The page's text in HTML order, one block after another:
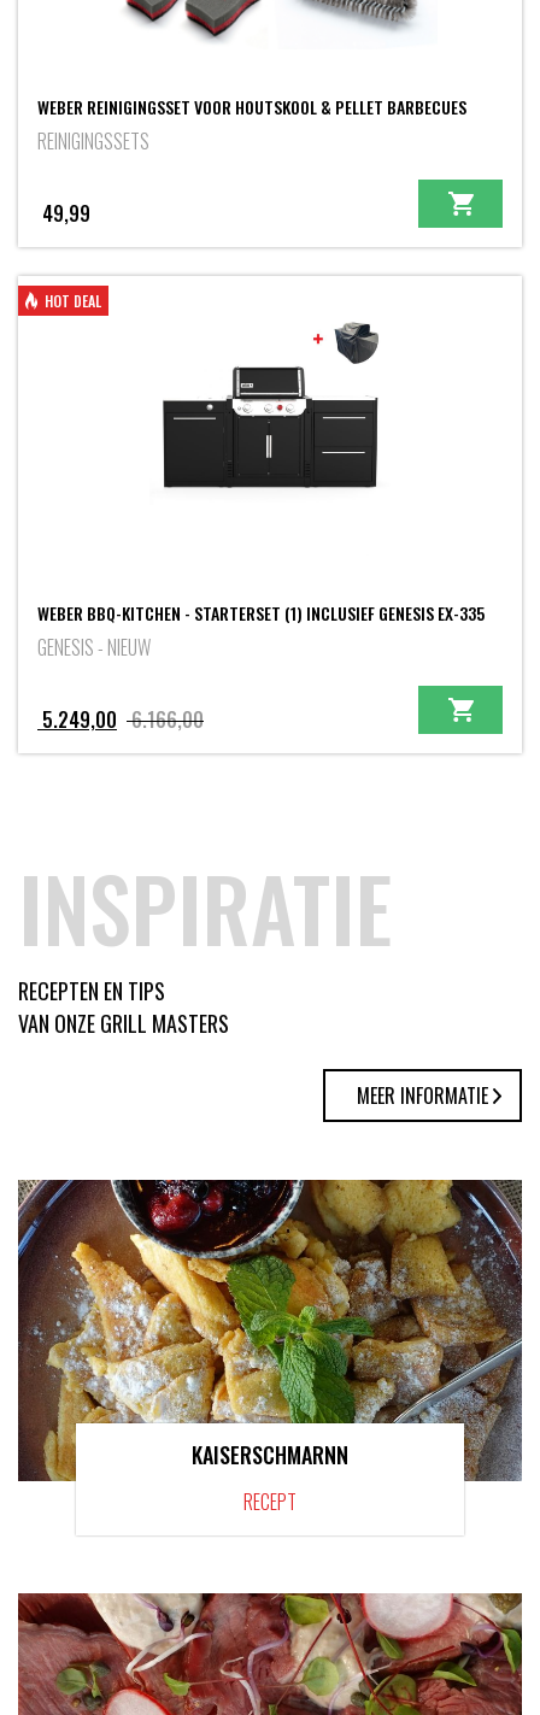
WEBER REINIGINGSSET VOOR HOUTSKOOL & PELLET BARBECUES
REINIGINGSSETS
49,99
HOT DEAL
WEBER BBQ-KITCHEN - STARTERSET (1) INCLUSIEF GENESIS EX-335
GENESIS - NIEUW
6.166,00Oorspronkelijke
prijs
5.249,00
Huidige
prijs
INSPIRATIE
RECEPTEN EN TIPS
VAN ONZE GRILL MASTERS
MEER INFORMATIE
KAISERSCHMARNN
RECEPT